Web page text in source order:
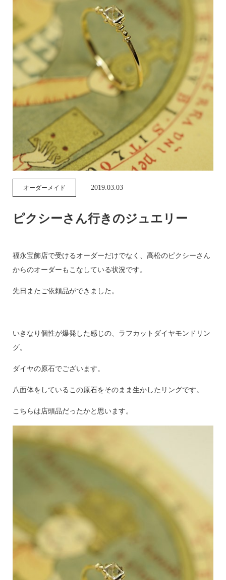
オーダーメイド 2019.03.03
ピクシーさん行きのジュエリー
福永宝飾店で受けるオーダーだけでなく、高松のピクシーさん
からのオーダーもこなしている状況です。
先日またご依頼品ができました。
いきなり個性が爆発した感じの、ラフカットダイヤモンドリン
グ。
ダイヤの原石でございます。
八面体をしているこの原石をそのまま生かしたリングです。
こちらは店頭品だったかと思います。